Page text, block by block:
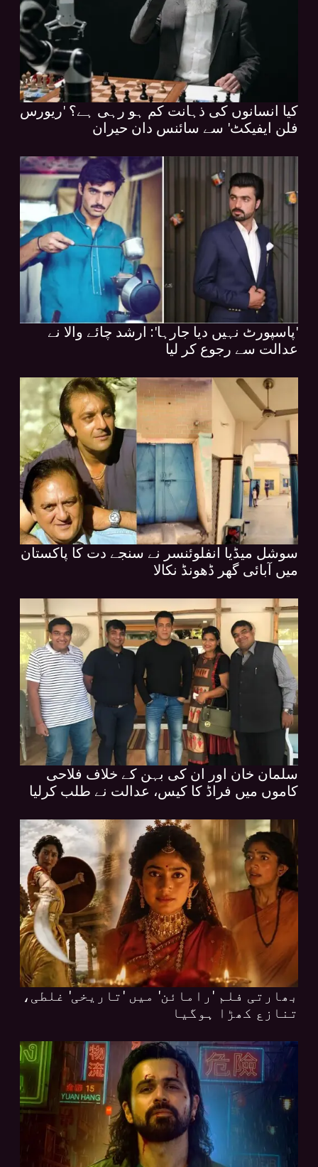
کیا انسانوں کی ذہانت کم ہو رہی ہے؟ 'ریورس
فلن ایفیکٹ' سے سائنس دان حیران
'پاسپورٹ نہیں دیا جارہا': ارشد چائے والا نے
عدالت سے رجوع کر لیا
سوشل میڈیا انفلوئنسر نے سنجے دت کا پاکستان
میں آبائی گھر ڈھونڈ نکالا
سلمان خان اور ان کی بہن کے خلاف فلاحی
کاموں میں فراڈ کا کیس، عدالت نے طلب کرلیا
بھارتی فلم 'رامائن' میں 'تاریخی' غلطی،
تنازع کھڑا ہوگیا